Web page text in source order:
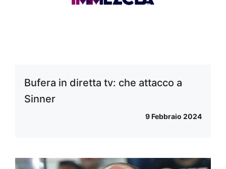
Bufera in diretta tv: che attacco a
Sinner
9 Febbraio 2024